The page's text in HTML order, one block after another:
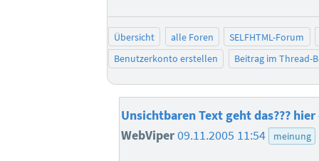
Übersicht alle Foren
SELFHTML-Forum
Benutzerkonto erstellen
Beitrag im Thread-
Unsichtbaren Text geht das??? hier
WebViper09.11.2005 11:54 meinung